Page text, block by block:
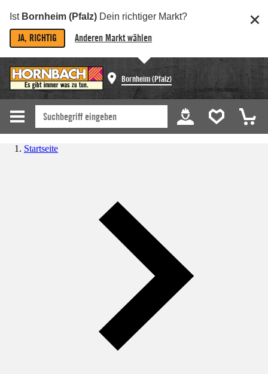
Ist Bornheim (Pfalz) Dein richtiger Markt?
JA, RICHTIG Anderen Markt wählen
Bornheim (Pfalz)
Startseite